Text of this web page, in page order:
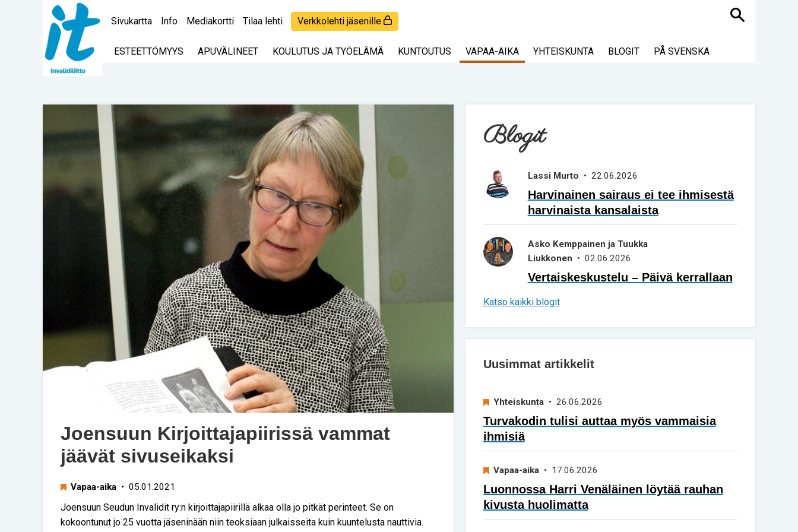
Sivukartta Info Mediakortti Tilaa lehti Verkkolehti jäsenille Haku
ESTEETTÖMYYS APUVÄLINEET KOULUTUS JA TYÖELÄMÄ KUNTOUTUS VAPAA-AIKA YHTEISKUNTA BLOGIT PÅ SVENSKA
Joensuun Kirjoittajapiirissä vammat
jäävät sivuseikaksi
Vapaa-aika • 05.01.2021
Joensuun Seudun Invalidit ry:n kirjoittajapiirillä alkaa olla jo pitkät perinteet. Se on
kokoontunut jo 25 vuotta jäseninään niin teoksiaan julkaisseita kuin kuuntelusta nauttivia.
Blogit
Lassi Murto • 22.06.2026
Harvinainen sairaus ei tee ihmisestä
harvinaista kansalaista
Asko Kemppainen ja Tuukka
Liukkonen • 02.06.2026
Vertaiskeskustelu – Päivä kerrallaan
Katso kaikki blogit
Uusimmat artikkelit
Yhteiskunta• 26.06.2026
Turvakodin tulisi auttaa myös vammaisia
ihmisiä
Vapaa-aika• 17.06.2026
Luonnossa Harri Venäläinen löytää rauhan
kivusta huolimatta